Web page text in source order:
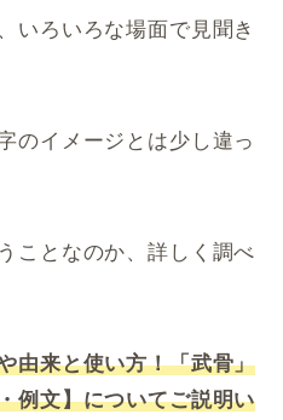
いろいろな場面で見聞き
のイメージとは少し違っ
ことなのか、詳しく調べ
由来と使い方！「武骨」
例文】についてご説明い